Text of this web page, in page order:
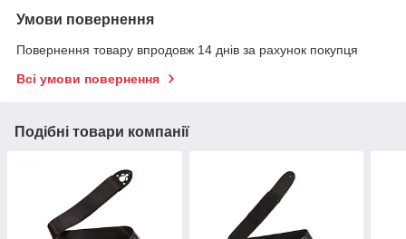
Умови повернення
Повернення товару впродовж 14 днів за рахунок покупця
Всі умови повернення
Подібні товари компанії